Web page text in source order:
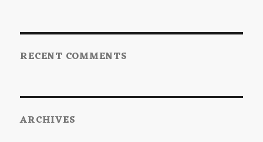
RECENT COMMENTS
ARCHIVES